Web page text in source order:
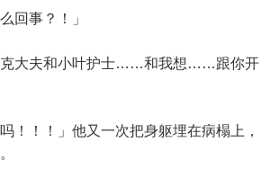
事？！」
夫和小叶护士……和我想……跟你开
！！」他又一次把身躯埋在病榻上，